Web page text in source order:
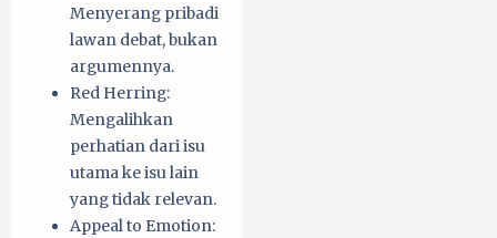
Menyerang pribadi
lawan debat, bukan
argumennya.
Red Herring:
Mengalihkan
perhatian dari isu
utama ke isu lain
yang tidak relevan.
Appeal to Emotion: